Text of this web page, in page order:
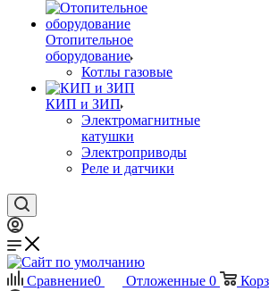
Отопительное
оборудование
Котлы газовые
КИП и ЗИП
Электромагнитные
катушки
Электроприводы
Реле и датчики
Сравнение0 Отложенные 0